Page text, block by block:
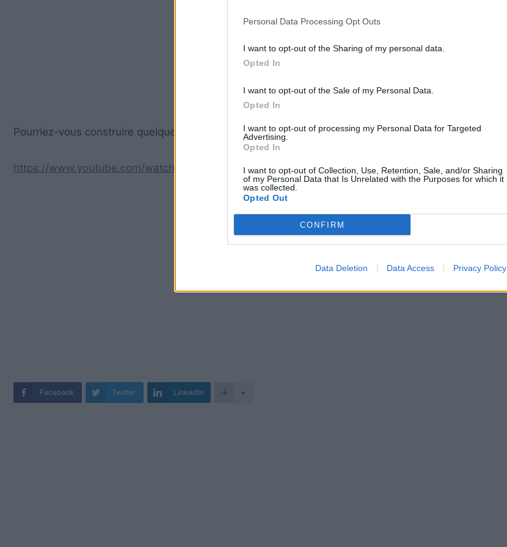
Personal Data Processing Opt Outs
I want to opt-out of the Sharing of my personal data.
Opted In
I want to opt-out of the Sale of my Personal Data.
Opted In
I want to opt-out of processing my Personal Data for Targeted
Advertising.
Opted In
I want to opt-out of Collection, Use, Retention, Sale, and/or Sharing
of my Personal Data that Is Unrelated with the Purposes for which it
was collected.
Opted Out
CONFIRM
Data Deletion Data Access Privacy Policy
Pourriez-vous construire quelque chose comme ça ?
https://www.youtube.com/watch?v=fyfxB_SqWtc
Facebook Twitter LinkedIn +